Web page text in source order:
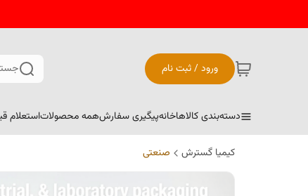
ورود / ثبت نام
دسته‌بندی کالاهاخانهپیگیری سفارشهمه محصولاتاستعلام
کیمیا گسترش صنعتی